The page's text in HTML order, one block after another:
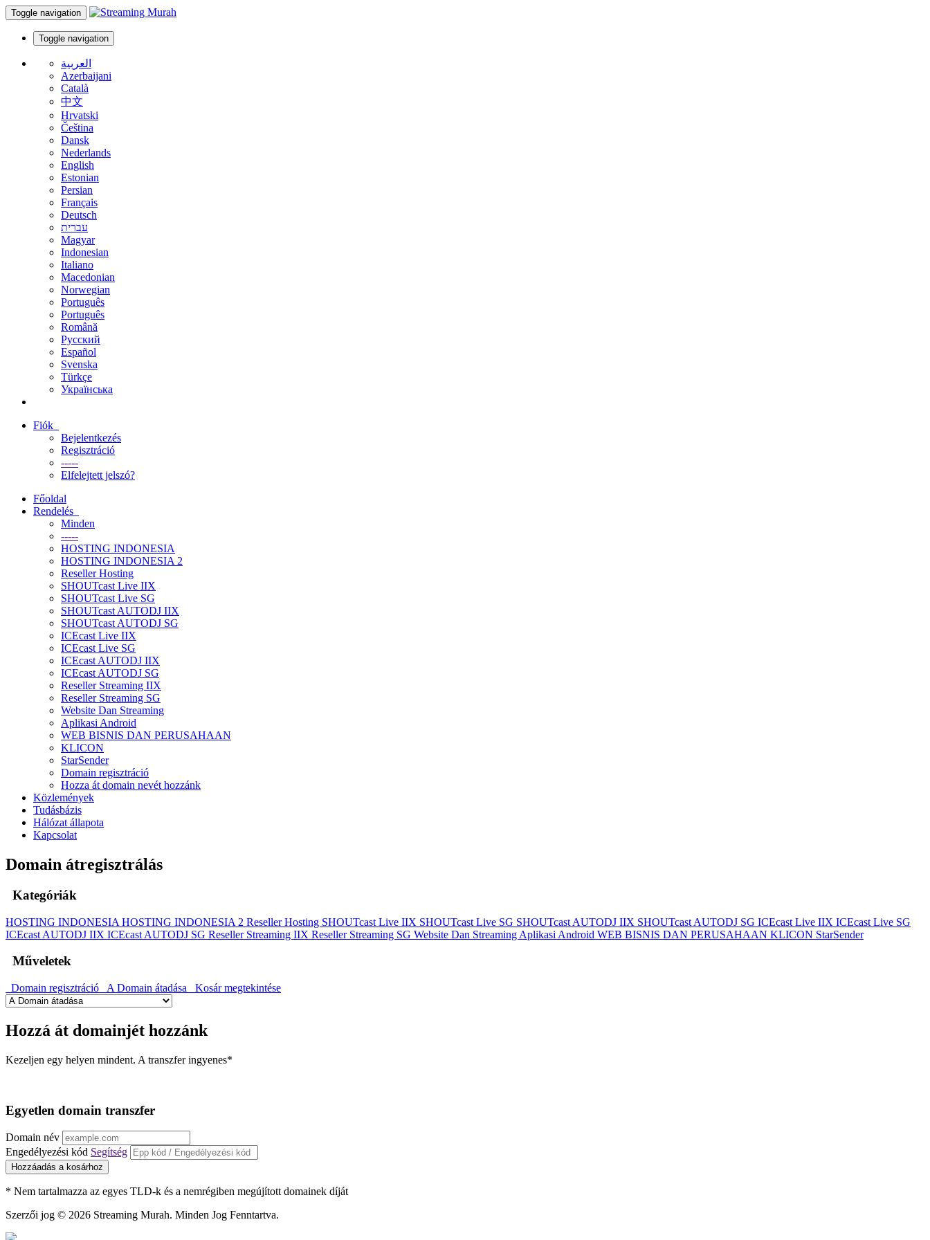
Toggle navigation
Toggle navigation
العربية
Azerbaijani
Català
中文
Hrvatski
Čeština
Dansk
Nederlands
English
Estonian
Persian
Français
Deutsch
עברית
Magyar
Indonesian
Italiano
Macedonian
Norwegian
Português
Português
Română
Русский
Español
Svenska
Türkçe
Українська
Fiók
Bejelentkezés
Regisztráció
-----
Elfelejtett jelszó?
Főoldal
Rendelés
Minden
-----
HOSTING INDONESIA
HOSTING INDONESIA 2
Reseller Hosting
SHOUTcast Live IIX
SHOUTcast Live SG
SHOUTcast AUTODJ IIX
SHOUTcast AUTODJ SG
ICEcast Live IIX
ICEcast Live SG
ICEcast AUTODJ IIX
ICEcast AUTODJ SG
Reseller Streaming IIX
Reseller Streaming SG
Website Dan Streaming
Aplikasi Android
WEB BISNIS DAN PERUSAHAAN
KLICON
StarSender
Domain regisztráció
Hozza át domain nevét hozzánk
Közlemények
Tudásbázis
Hálózat állapota
Kapcsolat
Domain átregisztrálás
Kategóriák
HOSTING INDONESIA HOSTING INDONESIA 2 Reseller Hosting SHOUTcast Live IIX SHOUTcast Live SG SHOUTcast AUTODJ IIX SHOUTcast AUTODJ SG ICEcast Live IIX ICEcast Live SG
ICEcast AUTODJ IIX ICEcast AUTODJ SG Reseller Streaming IIX Reseller Streaming SG Website Dan Streaming Aplikasi Android WEB BISNIS DAN PERUSAHAAN KLICON StarSender
Műveletek
Domain regisztráció A Domain átadása Kosár megtekintése
Hozzá át domainjét hozzánk
Kezeljen egy helyen mindent. A transzfer ingyenes*
Egyetlen domain transzfer
Domain név
Engedélyezési kód Segítség
Hozzáadás a kosárhoz
* Nem tartalmazza az egyes TLD-k és a nemrégiben megújított domainek díját
Szerzői jog © 2026 Streaming Murah. Minden Jog Fenntartva.